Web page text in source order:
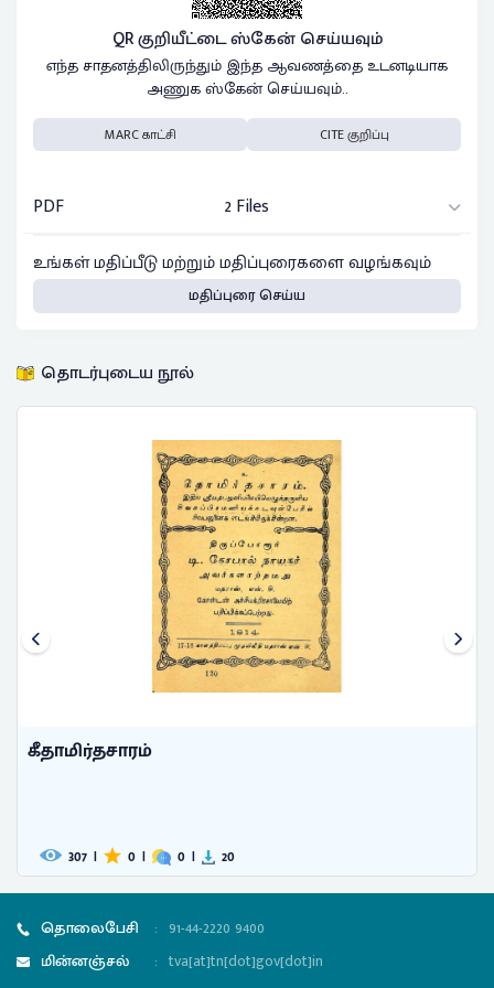
QR குறியீட்டை ஸ்கேன் செய்யவும்
எந்த சாதனத்திலிருந்தும் இந்த ஆவணத்தை உடனடியாக
அணுக ஸ்கேன் செய்யவும்..
MARC காட்சி CITE குறிப்பு
PDF
2 Files
உங்கள் மதிப்பீடு மற்றும் மதிப்புரைகளை வழங்கவும்
மதிப்புரை செய்ய
தொடர்புடைய நூல்
கீதாமிர்தசாரம்
307 | 0 | 0 | 20
தொலைபேசி : 91-44-2220 9400
மின்னஞ்சல்
: tva[at]tn[dot]gov[dot]in